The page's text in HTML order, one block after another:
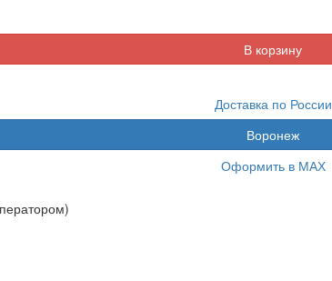
Доставка по России
Воронеж
Оформить в МАХ